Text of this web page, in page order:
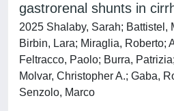
gastrorenal shunts in
2025 Shalaby, Sarah; Battistel,
Birbin, Lara; Miraglia, Roberto;
Feltracco, Paolo; Burra,
Molvar, Christopher A.; Gaba,
Senzolo, Marco